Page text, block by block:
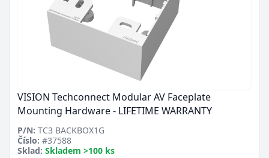
VISION Techconnect Modular AV Faceplate
Mounting Hardware - LIFETIME WARRANTY
P/N: TC3 BACKBOX1G
Číslo: #37588
Sklad: Skladem >100 ks